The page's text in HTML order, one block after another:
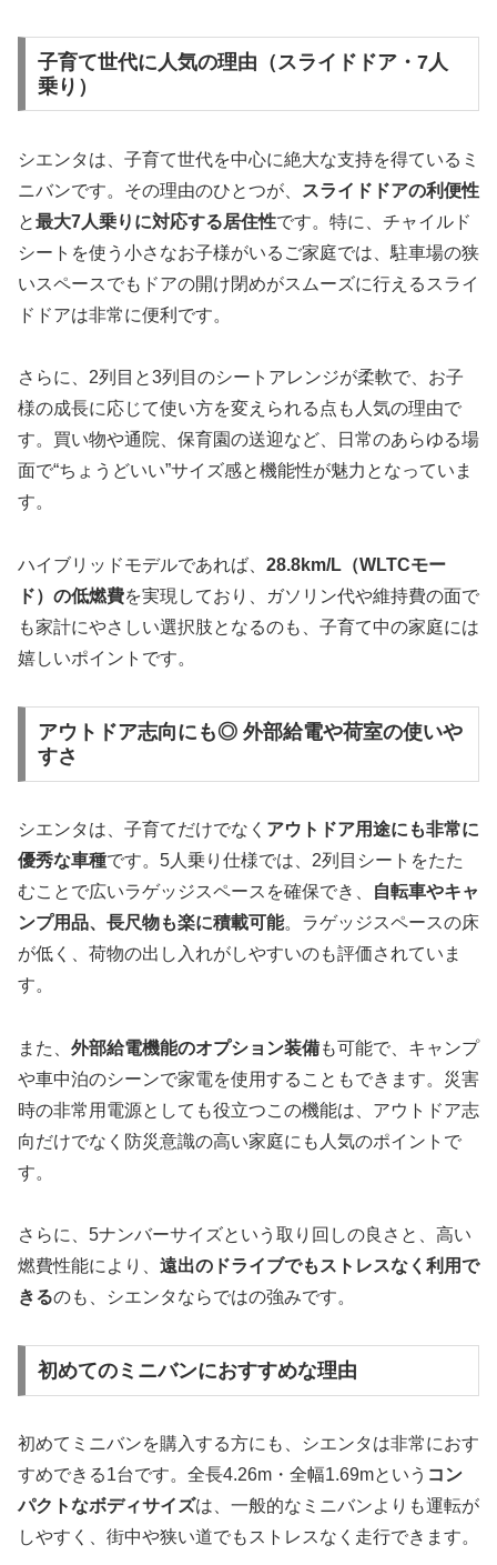
子育て世代に人気の理由（スライドドア・7人
乗り）
シエンタは、子育て世代を中心に絶大な支持を得ているミ
ニバンです。その理由のひとつが、
スライドドアの利便性
と最大7人乗りに対応する居住性です。特に、チャイルド
シートを使う小さなお子様がいるご家庭では、駐車場の狭
いスペースでもドアの開け閉めがスムーズに行えるスライ
ドドアは非常に便利です。
さらに、2列目と3列目のシートアレンジが柔軟で、お子
様の成長に応じて使い方を変えられる点も人気の理由で
す。買い物や通院、保育園の送迎など、日常のあらゆる場
面で“ちょうどいい”サイズ感と機能性が魅力となっていま
す。
ハイブリッドモデルであれば、 28.8km/L（WLTCモー
ド）の低燃費を実現しており、ガソリン代や維持費の面で
も家計にやさしい選択肢となるのも、子育て中の家庭には
嬉しいポイントです。
アウトドア志向にも◎ 外部給電や荷室の使いや
すさ
シエンタは、子育てだけでなく アウトドア用途にも非常に
優秀な車種です。5人乗り仕様では、2列目シートをたた
むことで広いラゲッジスペースを確保でき、
自転車やキャ
ンプ用品、長尺物も楽に積載可能。ラゲッジスペースの床
が低く、荷物の出し入れがしやすいのも評価されていま
す。
また、 外部給電機能のオプション装備も可能で、キャンプ
や車中泊のシーンで家電を使用することもできます。災害
時の非常用電源としても役立つこの機能は、アウトドア志
向だけでなく防災意識の高い家庭にも人気のポイントで
す。
さらに、5ナンバーサイズという取り回しの良さと、高い
燃費性能により、 遠出のドライブでもストレスなく利用で
きるのも、シエンタならではの強みです。
初めてのミニバンにおすすめな理由
初めてミニバンを購入する方にも、シエンタは非常におす
すめできる1台です。全長4.26m・全幅1.69mという コン
パクトなボディサイズは、一般的なミニバンよりも運転が
しやすく、街中や狭い道でもストレスなく走行できます。